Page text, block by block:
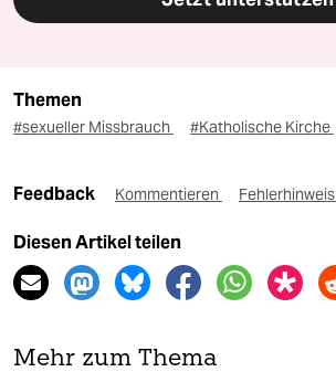
Themen
#sexueller Missbrauch #Katholische Kirche
Feedback Kommentieren Fehlerhinweis
Diesen Artikel teilen
Mehr zum Thema